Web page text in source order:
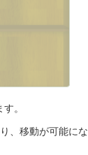
。
、移動が可能にな